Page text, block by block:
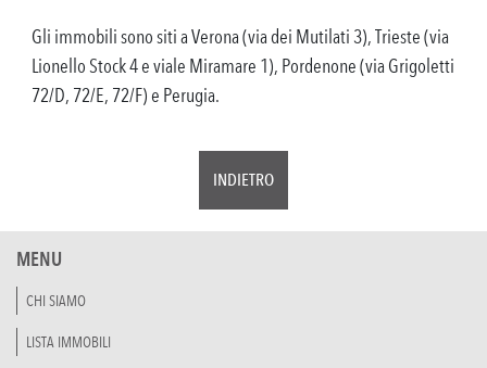
Gli immobili sono siti a Verona (via dei Mutilati 3), Trieste (via
Lionello Stock 4 e viale Miramare 1), Pordenone (via Grigoletti
72/D, 72/E, 72/F) e Perugia.
INDIETRO
MENU
CHI SIAMO
LISTA IMMOBILI